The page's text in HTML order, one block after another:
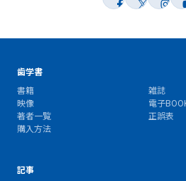
歯学書
書籍
雑誌
映像
電子
著者一覧
正誤表
購入方法
記事